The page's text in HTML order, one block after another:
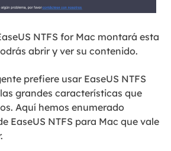
NTFS for Mac montará esta
abrir y ver su contenido.
prefiere usar EaseUS NTFS
grandes características que
Aquí hemos enumerado
EaseUS NTFS para Mac que vale